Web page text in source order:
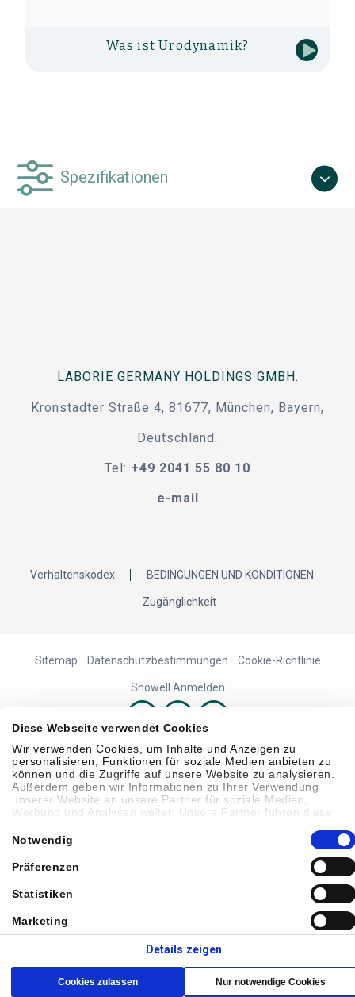
Diese Webseite verwendet Cookies
Wir verwenden Cookies, um Inhalte und Anzeigen zu
personalisieren, Funktionen für soziale Medien anbieten zu
können und die Zugriffe auf unsere Website zu analysieren.
Außerdem geben wir Informationen zu Ihrer Verwendung
unserer Website an unsere Partner für soziale Medien,
Werbung und Analysen weiter. Unsere Partner führen diese
Informationen möglicherweise mit weiteren Daten zusammen,
die Sie ihnen bereitgestellt haben oder die sie im Rahmen Ihrer
Nutzung der Dienste gesammelt haben.
Notwendig
Präferenzen
Statistiken
Marketing
Details zeigen
Cookies zulassen Nur notwendige Cookies
Was ist Urodynamik?
Spezifikationen
LABORIE GERMANY HOLDINGS GMBH.
Kronstadter Straße 4, 81677, München, Bayern,
Deutschland.
Tel: +49 2041 55 80 10
e-mail
Verhaltenskodex BEDINGUNGEN UND KONDITIONEN
Zugänglichkeit
Sitemap Datenschutzbestimmungen Cookie-Richtlinie
Showell Anmelden
© 2026 Laborie. Alle Rechte vorbehalten